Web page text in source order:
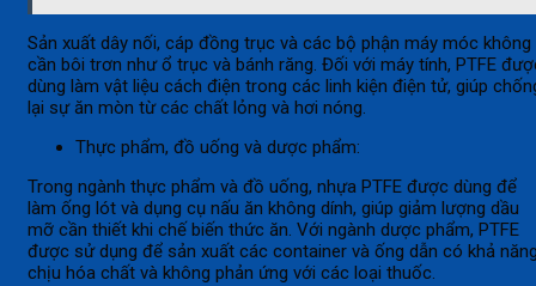
Sản xuất dây nối, cáp đồng trục và các bộ phận máy móc không
cần bôi trơn như ổ trục và bánh răng. Đối với máy tính, PTFE
dùng làm vật liệu cách điện trong các linh kiện điện tử, giúp
lại sự ăn mòn từ các chất lỏng và hơi nóng.
Thực phẩm, đồ uống và dược phẩm:
Trong ngành thực phẩm và đồ uống, nhựa PTFE được dùng để
làm ống lót và dụng cụ nấu ăn không dính, giúp giảm lượng dầu
mỡ cần thiết khi chế biến thức ăn. Với ngành dược phẩm, PTFE
được sử dụng để sản xuất các container và ống dẫn có khả
chịu hóa chất và không phản ứng với các loại thuốc.